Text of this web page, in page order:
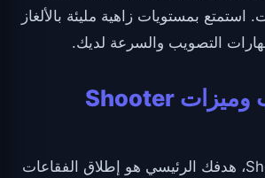
بمستويات زاهية مليئة بالألغاز
مهارات التصويب والسرعة لديك.
طريقة اللعب وميزات Shooter
في Shooter Bubble، هدفك الرئيسي هو إطلاق الفقاعات